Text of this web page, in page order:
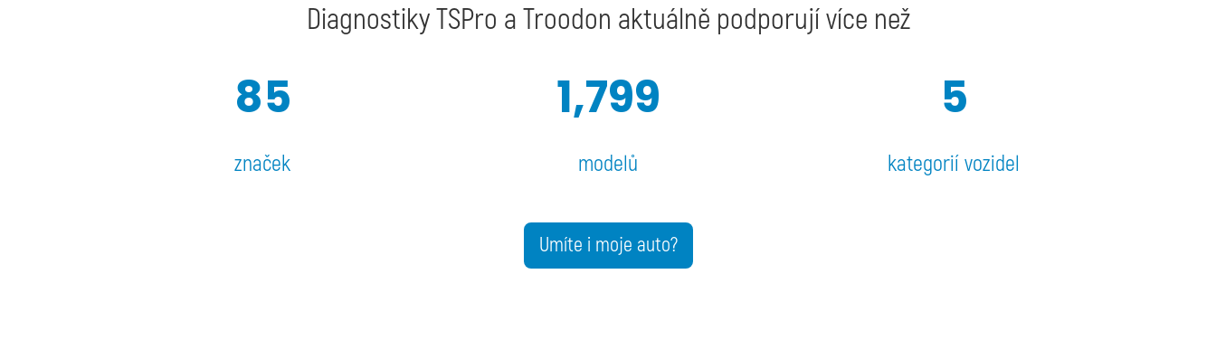
Diagnostiky TSPro a Troodon aktuálně podporují více než
85
značek
1,800
modelů
5
kategorií vozidel
Umíte i moje auto?